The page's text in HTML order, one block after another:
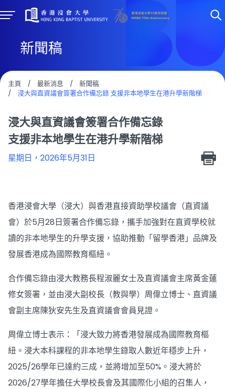
新聞稿
主頁 / 最新消息 /
新聞稿
/
浸大與直資議會簽署合作備忘錄 支援非本地學生在港升學新階梯
浸大與直資議會簽署合作備忘錄
支援非本地學生在港升學新階梯
星期日，2026年5月31日
香港浸會大學（浸大）與香港直接資助學校議會（直資議
會）於5月28日簽署合作備忘錄，攜手加強對在直資學校就
讀的非本地學生的升學支援，協助推動「留學香港」品牌及
發展香港成為國際教育樞紐。
合作備忘錄由浸大教務長程淑麗女士及直資議會主席黃金蓮
修女簽署，並由浸大副校長（教與學）周偉立博士、直資議
會副主席陳狄安先生及直資議會會員見證。
周偉立博士表示：「浸大致力將香港發展成為國際教育樞
紐。浸大本科課程的非本地學生錄取人數近年穩步上升，
2025/26學年已達約三成，並將增加至50%。浸大將於
2026/27學年擔任大學校長會及其國際化小組的召集人，